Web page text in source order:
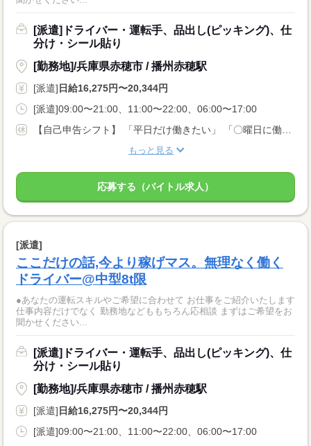
[派遣]ドライバー・運転手、品出し(ピッキング)、仕
分け・シール貼り
[勤務地]/兵庫県赤穂市 / 播州赤穂駅
[派遣] 日給16,275円〜20,344円
[派遣]09:00〜21:00、11:00〜22:00、06:00〜17:00
【自己申告シフト】 「平日だけ働きたい」 「〇曜日に働きたい」 など、働き方は自分で選べます。 曜日・時間についてのご希望も 面談の際に教えてくださいね ※こちらは中型8t限定免許以上のお仕事の例です
もっと見る
応募する（バイトル求人）
[派遣]
ここだけの話,今より稼げマス。無理なく働く
ドライバー@中型8t限
●あなたの運転スキルやご希望に合わせて お仕事をご紹介いたします
仕事内容だけでなく 勤務地などももちろん応相談 まずはご希望をお
聞かせください...
[派遣]ドライバー・運転手、品出し(ピッキング)、仕
分け・シール貼り
[勤務地]/兵庫県赤穂市 / 播州赤穂駅
[派遣] 日給16,275円〜20,344円
[派遣]09:00〜21:00、11:00〜22:00、06:00〜17:00